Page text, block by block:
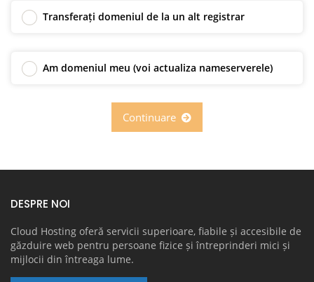
Transferați domeniul de la un alt registrar
Am domeniul meu (voi actualiza nameserverele)
DESPRE NOI
Cloud Hosting oferă servicii superioare, fiabile și accesibile de
găzduire web pentru persoane fizice și întreprinderi mici și
mijlocii din întreaga lume.